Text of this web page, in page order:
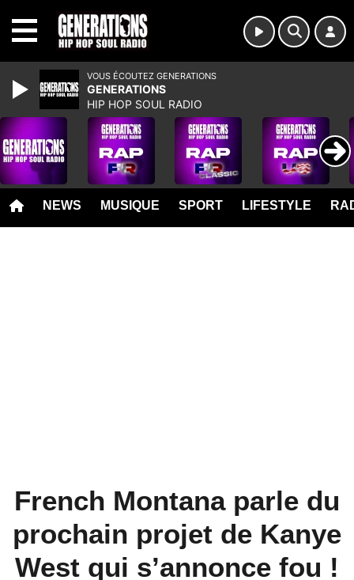
NEWS MUSIQUE SPORT LIFESTYLE
French Montana parle du
prochain projet de Kanye
West qui s’annonce fou !
VOUS ÉCOUTEZ GENERATIONS
GENERATIONS
HIP HOP SOUL RADIO